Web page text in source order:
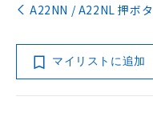
A22NN / A22NL 押ボ
マイリストに追加